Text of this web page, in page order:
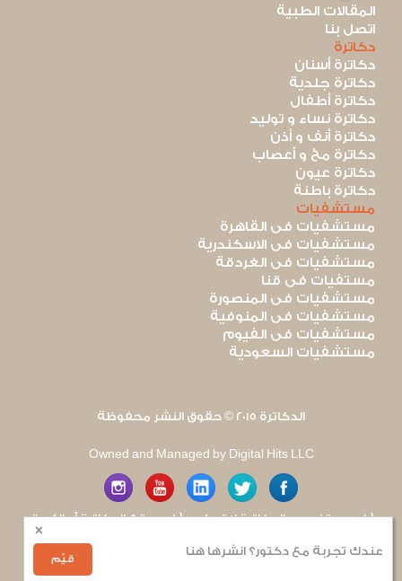
×
قيّم
عندك تجربة مع دكتور؟ انشرها هنا
المقالات الطبية
اتصل بنا
دكاترة
دكاترة أسنان
دكاترة جلدية
دكاترة أطفال
دكاترة نساء و توليد
دكاترة أنف و أذن
دكاترة مخ و أعصاب
دكاترة عيون
دكاترة باطنة
مستشفيات
مستشفيات فى القاهرة
مستشفيات فى الاسكندرية
مستشفيات فى الغردقة
مستفيات فى قنا
مستشفيات فى المنصورة
مستشفيات فى المنوفية
مستشفيات فى الفيوم
مستشفيات السعودية
الدكاترة 2015 © حقوق النشر محفوظة
Owned and Managed by Digital Hits LLC
آراء مستخدمى الدكاترة لا تعكس آراء موقع الدكاترة أو الفريق
العامل به. يتم بذل قصارى الجهد لضمان منع نشر أى اساءة أو
هجوم شخصى.للإبلاغ عن أى إساءة